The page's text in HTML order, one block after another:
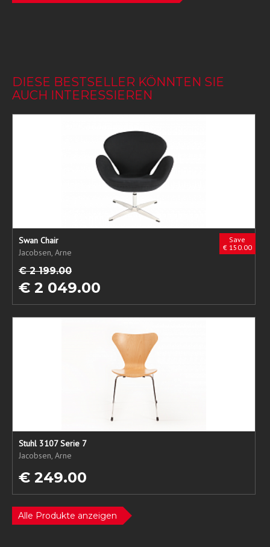
DIESE BESTSELLER KÖNNTEN SIE
AUCH INTERESSIEREN
Save
€ 150.00
Swan Chair
Jacobsen, Arne
€ 2 199.00
€ 2 049.00
Stuhl 3107 Serie 7
Jacobsen, Arne
€ 249.00
Alle Produkte anzeigen